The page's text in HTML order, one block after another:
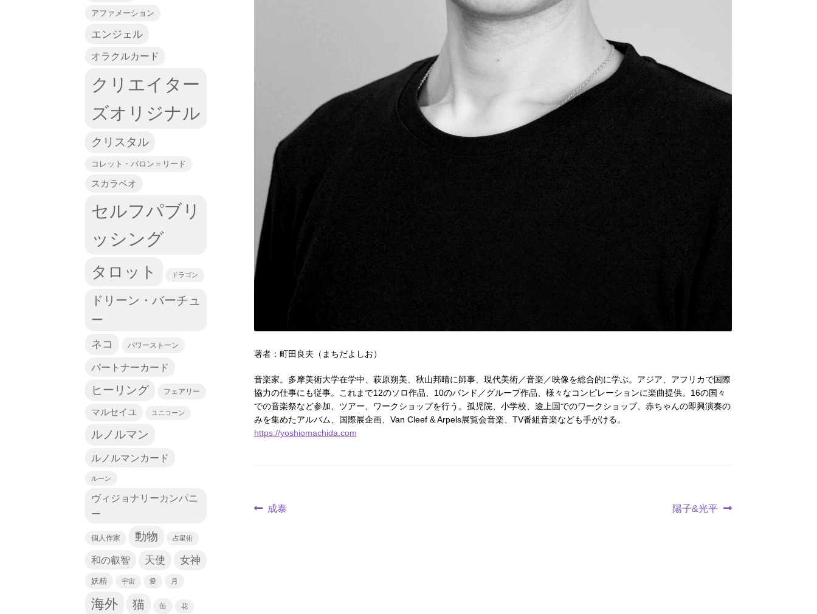
著者：町田良夫（まちだよしお）
音楽家。多摩美術大学在学中、萩原朔美、秋山邦晴に師事、現代美術／音楽／映像を総合的に学ぶ。アジア、アフリカで国際
協力の仕事にも従事。これまで12のソロ作品、10のバンド／グループ作品、様々なコンピレーションに楽曲提供。16の国々
での音楽祭など参加、ツアー、ワークショップを行う。孤児院、小学校、途上国でのワークショップ、赤ちゃんの即興演奏の
みを集めたアルバム、国際展企画、Van Cleef & Arpels展覧会音楽、TV番組音楽なども手がける。
https://yoshiomachida.com
投前
成泰
次
陽子&光平
アファメーション
エンジェル
オラクルカード
クリエイター
ズオリジナル
クリスタル
コレット・バロン＝リード
スカラベオ
セルフパブリ
ッシング
タロット ドラゴン
ドリーン・バーチュ
ー
ネコ パワーストーン
パートナーカード
ヒーリング フェアリー
マルセイユ ユニコーン
ルノルマン
ルノルマンカード
ルーン
ヴィジョナリーカンパニ
ー
個人作家 動物 占星術
和の叡智 天使 女神
妖精 宇宙 愛 月
海外 猫 缶 花